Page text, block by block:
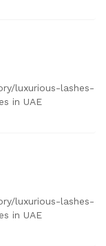
luxurious-lashes-
in UAE
luxurious-lashes-
in UAE